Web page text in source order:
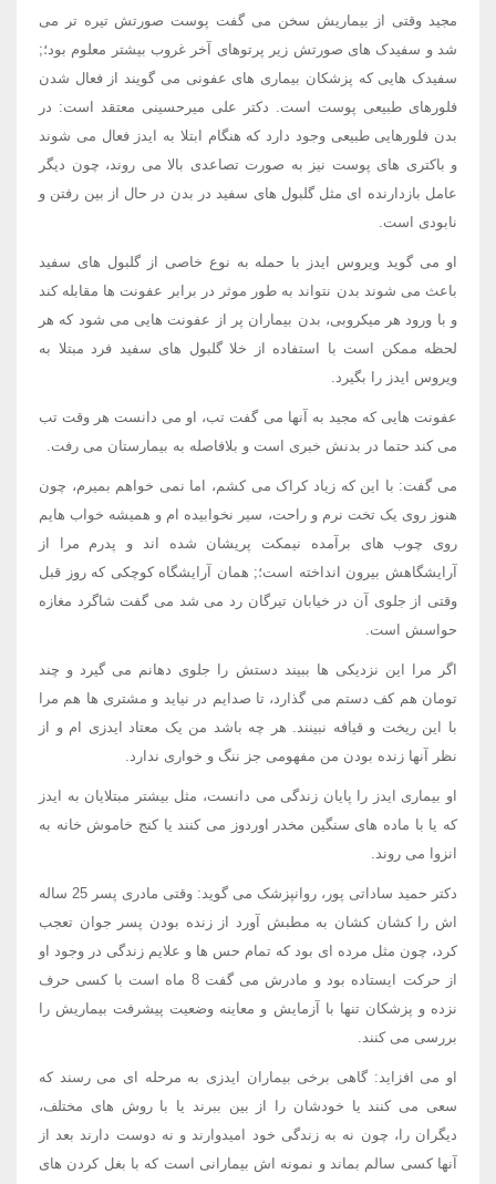
مجید وقتی از بیماریش سخن می گفت پوست صورتش تیره تر می
شد و سفیدک های صورتش زیر پرتوهای آخر غروب بیشتر معلوم بود؛;
سفیدک هایی که پزشکان بیماری های عفونی می گویند از فعال شدن
فلورهای طبیعی پوست است. دکتر علی میرحسینی معتقد است: در
بدن فلورهایی طبیعی وجود دارد که هنگام ابتلا به ایدز فعال می شوند
و باکتری های پوست نیز به صورت تصاعدی بالا می روند، چون دیگر
عامل بازدارنده ای مثل گلبول های سفید در بدن در حال از بین رفتن و
نابودی است.
او می گوید ویروس ایدز با حمله به نوع خاصی از گلبول های سفید
باعث می شوند بدن نتواند به طور موثر در برابر عفونت ها مقابله کند
و با ورود هر میکروبی، بدن بیماران پر از عفونت هایی می شود که هر
لحظه ممکن است با استفاده از خلا گلبول های سفید فرد مبتلا به
ویروس ایدز را بگیرد.
عفونت هایی که مجید به آنها می گفت تب، او می دانست هر وقت تب
می کند حتما در بدنش خبری است و بلافاصله به بیمارستان می رفت.
می گفت: با این که زیاد کراک می کشم، اما نمی خواهم بمیرم، چون
هنوز روی یک تخت نرم و راحت، سیر نخوابیده ام و همیشه خواب هایم
روی چوب های برآمده نیمکت پریشان شده اند و پدرم مرا از
آرایشگاهش بیرون انداخته است؛; همان آرایشگاه کوچکی که روز قبل
وقتی از جلوی آن در خیابان تیرگان رد می شد می گفت شاگرد مغازه
حواسش است.
اگر مرا این نزدیکی ها ببیند دستش را جلوی دهانم می گیرد و چند
تومان هم کف دستم می گذارد، تا صدایم در نیاید و مشتری ها هم مرا
با این ریخت و قیافه نبینند. هر چه باشد من یک معتاد ایدزی ام و از
نظر آنها زنده بودن من مفهومی جز ننگ و خواری ندارد.
او بیماری ایدز را پایان زندگی می دانست، مثل بیشتر مبتلایان به ایدز
که یا با ماده های سنگین مخدر اوردوز می کنند یا کنج خاموش خانه به
انزوا می روند.
دکتر حمید ساداتی پور، روانپزشک می گوید: وقتی مادری پسر 25 ساله
اش را کشان کشان به مطبش آورد از زنده بودن پسر جوان تعجب
کرد، چون مثل مرده ای بود که تمام حس ها و علایم زندگی در وجود او
از حرکت ایستاده بود و مادرش می گفت 8 ماه است با کسی حرف
نزده و پزشکان تنها با آزمایش و معاینه وضعیت پیشرفت بیماریش را
بررسی می کنند.
او می افزاید: گاهی برخی بیماران ایدزی به مرحله ای می رسند که
سعی می کنند یا خودشان را از بین ببرند یا با روش های مختلف،
دیگران را، چون نه به زندگی خود امیدوارند و نه دوست دارند بعد از
آنها کسی سالم بماند و نمونه اش بیمارانی است که با بغل کردن های